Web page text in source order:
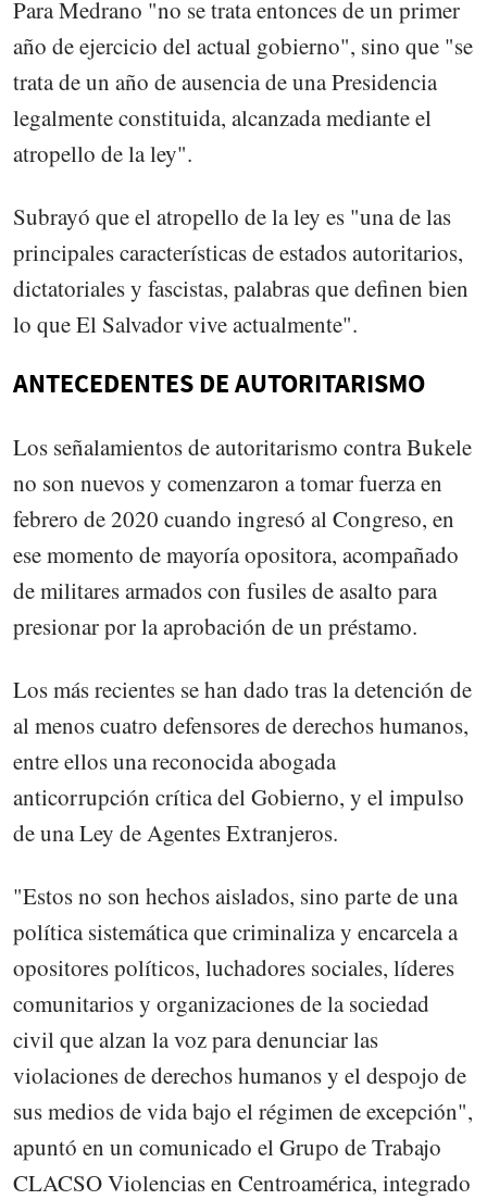
Para Medrano "no se trata entonces de un primer
año de ejercicio del actual gobierno", sino que "se
trata de un año de ausencia de una Presidencia
legalmente constituida, alcanzada mediante el
atropello de la ley".
Subrayó que el atropello de la ley es "una de las
principales características de estados autoritarios,
dictatoriales y fascistas, palabras que definen bien
lo que El Salvador vive actualmente".
ANTECEDENTES DE AUTORITARISMO
Los señalamientos de autoritarismo contra Bukele
no son nuevos y comenzaron a tomar fuerza en
febrero de 2020 cuando ingresó al Congreso, en
ese momento de mayoría opositora, acompañado
de militares armados con fusiles de asalto para
presionar por la aprobación de un préstamo.
Los más recientes se han dado tras la detención de
al menos cuatro defensores de derechos humanos,
entre ellos una reconocida abogada
anticorrupción crítica del Gobierno, y el impulso
de una Ley de Agentes Extranjeros.
"Estos no son hechos aislados, sino parte de una
política sistemática que criminaliza y encarcela a
opositores políticos, luchadores sociales, líderes
comunitarios y organizaciones de la sociedad
civil que alzan la voz para denunciar las
violaciones de derechos humanos y el despojo de
sus medios de vida bajo el régimen de excepción",
apuntó en un comunicado el Grupo de Trabajo
CLACSO Violencias en Centroamérica, integrado